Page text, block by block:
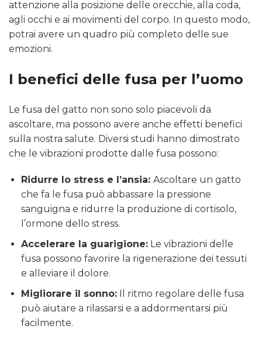
attenzione alla posizione delle orecchie, alla coda,
agli occhi e ai movimenti del corpo. In questo modo,
potrai avere un quadro più completo delle sue
emozioni.
I benefici delle fusa per l’uomo
Le fusa del gatto non sono solo piacevoli da
ascoltare, ma possono avere anche effetti benefici
sulla nostra salute. Diversi studi hanno dimostrato
che le vibrazioni prodotte dalle fusa possono:
Ridurre lo stress e l’ansia: Ascoltare un gatto
che fa le fusa può abbassare la pressione
sanguigna e ridurre la produzione di cortisolo,
l’ormone dello stress.
Accelerare la guarigione:Le vibrazioni delle
fusa possono favorire la rigenerazione dei tessuti
e alleviare il dolore.
Migliorare il sonno:Il ritmo regolare delle fusa
può aiutare a rilassarsi e a addormentarsi più
facilmente.